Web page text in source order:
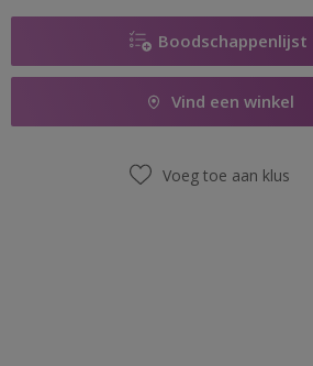
Boodschappenlijst
Vind een winkel
Voeg toe aan klus